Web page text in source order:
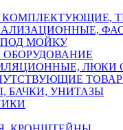
МОЙКУ
ЛЮКИ
БАЧКИ, УНИТАЗЫ